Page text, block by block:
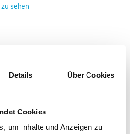
Details Über Cookies
Cookies
um Inhalte und Anzeigen zu
sehen